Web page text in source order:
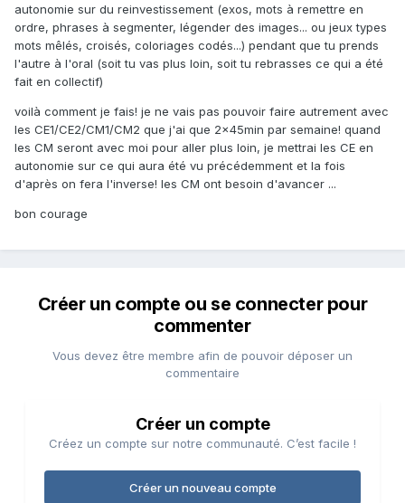
autonomie sur du reinvestissement (exos, mots à remettre en
ordre, phrases à segmenter, légender des images... ou jeux types
mots mêlés, croisés, coloriages codés...) pendant que tu prends
l'autre à l'oral (soit tu vas plus loin, soit tu rebrasses ce qui a été
fait en collectif)
voilà comment je fais! je ne vais pas pouvoir faire autrement avec
les CE1/CE2/CM1/CM2 que j'ai que 2x45min par semaine! quand
les CM seront avec moi pour aller plus loin, je mettrai les CE en
autonomie sur ce qui aura été vu précédemment et la fois
d'après on fera l'inverse! les CM ont besoin d'avancer ...
bon courage
Créer un compte ou se connecter pour
commenter
Vous devez être membre afin de pouvoir déposer un
commentaire
Créer un compte
Créez un compte sur notre communauté. C’est facile !
Créer un nouveau compte